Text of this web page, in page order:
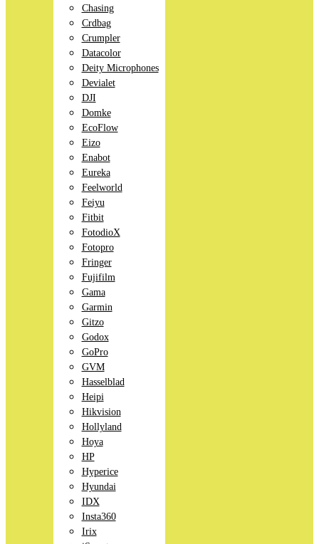
Chasing
Crdbag
Crumpler
Datacolor
Deity Microphones
Devialet
DJI
Domke
EcoFlow
Eizo
Enabot
Eureka
Feelworld
Feiyu
Fitbit
FotodioX
Fotopro
Fringer
Fujifilm
Gama
Garmin
Gitzo
Godox
GoPro
GVM
Hasselblad
Heipi
Hikvision
Hollyland
Hoya
HP
Hyperice
Hyundai
IDX
Insta360
Irix